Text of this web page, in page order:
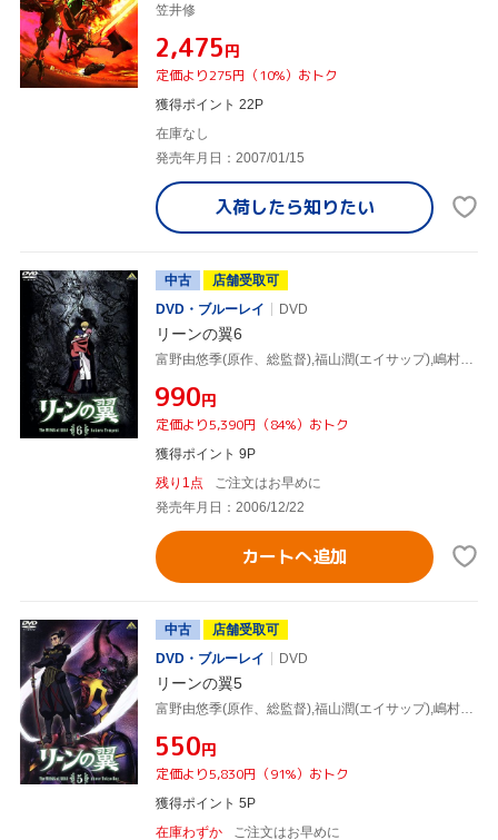
笠井修
¥2,475円
定価より275円（10%）おトク
獲得ポイント 22P
在庫なし
発売年月日：2007/01/15
入荷したら知りたい
中古
店舗受取可
DVD・ブルーレイ
DVD
リーンの翼6
富野由悠季(原作、総監督),福山潤(エイサップ),嶋村侑(リュクス)
¥990円
定価より5,390円（84%）おトク
獲得ポイント 9P
残り1点
ご注文はお早めに
発売年月日：2006/12/22
カートへ追加
中古
店舗受取可
DVD・ブルーレイ
DVD
リーンの翼5
富野由悠季(原作、総監督),福山潤(エイサップ),嶋村侑(リュクス)
¥550円
定価より5,830円（91%）おトク
獲得ポイント 5P
在庫わずか
ご注文はお早めに